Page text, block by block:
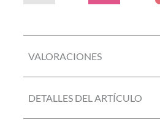
VALORACIONES
DETALLES DEL ARTÍCULO